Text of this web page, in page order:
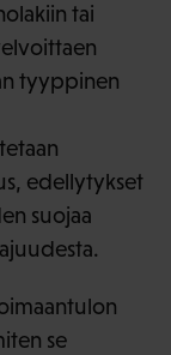
tai
tyyppinen
edellytykset
suojaa
se